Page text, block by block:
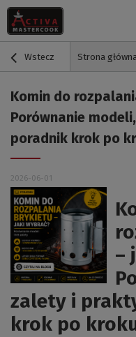
Wstecz Strona
Komin do
Porównanie
poradnik krok po
2026-06-01
–
zalety i
krok po